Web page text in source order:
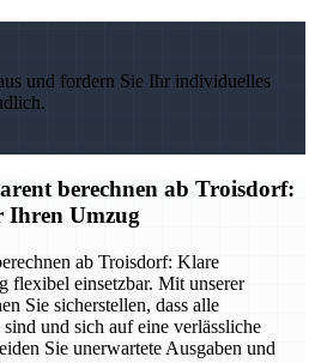
und fordern Sie Ihr individuelles
berechnen ab Troisdorf:
Umzug
ab Troisdorf: Klare
einsetzbar. Mit unserer
Sie sicherstellen, dass alle
und sich auf eine verlässliche
Sie unerwartete Ausgaben und